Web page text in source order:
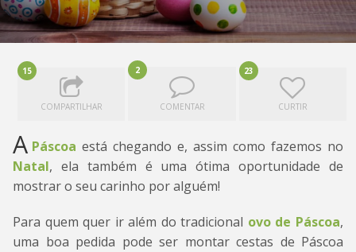
15
COMPARTILHAR
2
COMENTAR
23
CURTIR
A Páscoa está chegando e, assim como fazemos no
Natal, ela também é uma ótima oportunidade de
mostrar o seu carinho por alguém!
Para quem quer ir além do tradicional ovo de Páscoa,
uma boa pedida pode ser montar cestas de Páscoa